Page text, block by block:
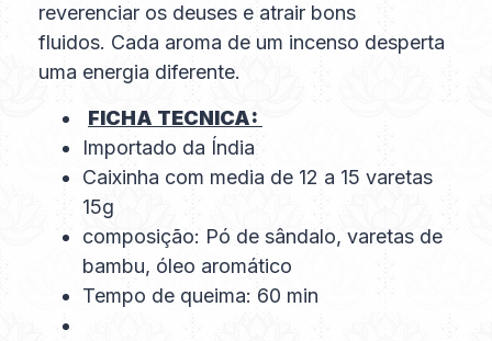
reverenciar os deuses e atrair bons
fluidos. Cada aroma de um incenso desperta
uma energia diferente.
FICHA TECNICA:
Importado da Índia
Caixinha com media de 12 a 15 varetas
15g
composição: Pó de sândalo, varetas de
bambu, óleo aromático
Tempo de queima: 60 min